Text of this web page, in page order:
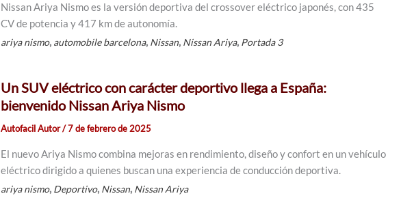
Nissan Ariya Nismo es la versión deportiva del crossover eléctrico japonés, con 435
CV de potencia y 417 km de autonomía.
ariya nismo, automobile barcelona, Nissan, Nissan Ariya, Portada 3
Un SUV eléctrico con carácter deportivo llega a España:
bienvenido Nissan Ariya Nismo
Autofacil Autor/7 de febrero de 2025
El nuevo Ariya Nismo combina mejoras en rendimiento, diseño y confort en un vehículo
eléctrico dirigido a quienes buscan una experiencia de conducción deportiva.
ariya nismo, Deportivo, Nissan, Nissan Ariya